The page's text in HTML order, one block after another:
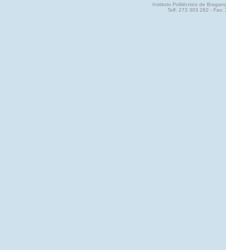
Instituto Politécnico de
Telf: 273 303 282 - Fax: